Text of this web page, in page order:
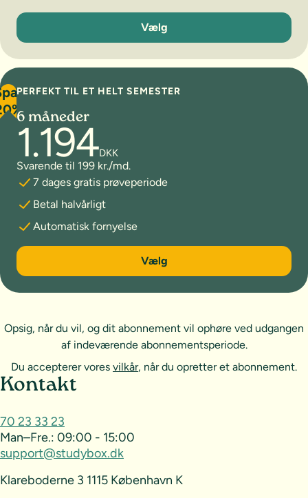
3 måneder
Vælg
PERFEKT TIL ET HELT SEMESTER
6 måneder
1.194DKK
Svarende til 199 kr./md.
7 dages gratis prøveperiode
Betal halvårligt
Automatisk fornyelse
6 måneder
Vælg
Opsig, når du vil, og dit abonnement vil ophøre ved udgangen
af indeværende abonnementsperiode.
Du accepterer vores vilkår, når du opretter et abonnement.
Sideoversigt og kontakt
Kontakt
70 23 33 23
Man–Fre.: 09:00 - 15:00
support@studybox.dk
Klareboderne 3 1115 København K